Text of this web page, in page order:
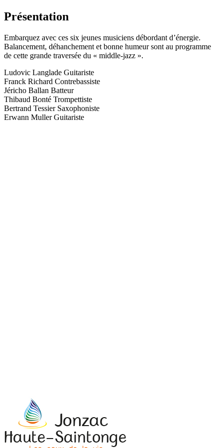
Présentation
Embarquez avec ces six jeunes musiciens débordant d’énergie.
Balancement, déhanchement et bonne humeur sont au programme
de cette grande traversée du « middle-jazz ».
Ludovic Langlade Guitariste
Franck Richard Contrebassiste
Jéricho Ballan Batteur
Thibaud Bonté Trompettiste
Bertrand Tessier Saxophoniste
Erwann Muller Guitariste